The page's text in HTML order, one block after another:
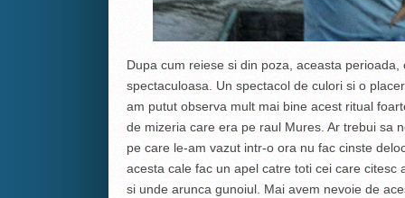
Dupa cum reiese si din poza, aceasta
spectaculoasa. Un spectacol de culori si o
am putut observa mult mai bine acest ritual
de mizeria care era pe raul Mures. Ar trebui sa
pe care le-am vazut intr-o ora nu fac cinste
acesta cale fac un apel catre toti cei care
si unde arunca gunoiul. Mai avem nevoie de